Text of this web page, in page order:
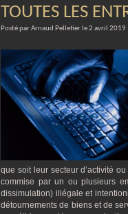
TOUTES LES
Posté par Arnaud Pelletier le 2 avril 2019
que soit leur secteur d’activité
commise par un ou plusieurs
dissimulation) illégale et
détournements de biens et de